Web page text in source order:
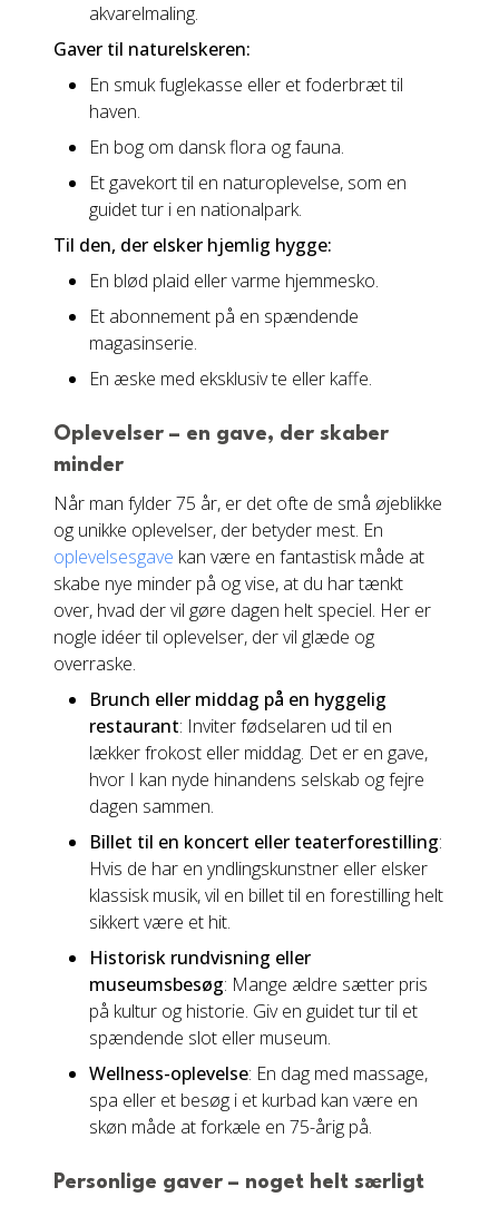
akvarelmaling.
Gaver til naturelskeren:
En smuk fuglekasse eller et foderbræt til
haven.
En bog om dansk flora og fauna.
Et gavekort til en naturoplevelse, som en
guidet tur i en nationalpark.
Til den, der elsker hjemlig hygge:
En blød plaid eller varme hjemmesko.
Et abonnement på en spændende
magasinserie.
En æske med eksklusiv te eller kaffe.
Oplevelser – en gave, der skaber
minder
Når man fylder 75 år, er det ofte de små øjeblikke
og unikke oplevelser, der betyder mest. En
oplevelsesgave kan være en fantastisk måde at
skabe nye minder på og vise, at du har tænkt
over, hvad der vil gøre dagen helt speciel. Her er
nogle idéer til oplevelser, der vil glæde og
overraske.
Brunch eller middag på en hyggelig
restaurant: Inviter fødselaren ud til en
lækker frokost eller middag. Det er en gave,
hvor I kan nyde hinandens selskab og fejre
dagen sammen.
Billet til en koncert eller teaterforestilling:
Hvis de har en yndlingskunstner eller elsker
klassisk musik, vil en billet til en forestilling helt
sikkert være et hit.
Historisk rundvisning eller
museumsbesøg: Mange ældre sætter pris
på kultur og historie. Giv en guidet tur til et
spændende slot eller museum.
Wellness-oplevelse: En dag med massage,
spa eller et besøg i et kurbad kan være en
skøn måde at forkæle en 75-årig på.
Personlige gaver – noget helt særligt